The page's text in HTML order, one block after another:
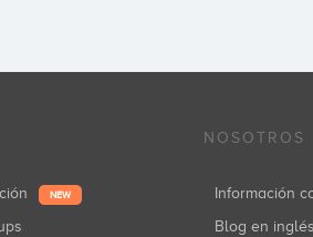
NEW
NOSOTROS
Información
Blog en inglés